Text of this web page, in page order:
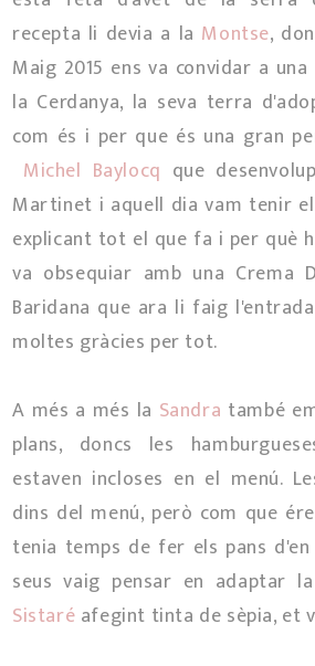
recepta li devia a la Montse,
Maig 2015 ens va convidar a
la Cerdanya, la seva terra
com és i per que és una gran
Michel Baylocq que
Martinet i aquell dia vam tenir
explicant tot el que fa i per què
va obsequiar amb una Crema
Baridana que ara li faig
moltes gràcies per tot.
A més a més la Sandra també
plans, doncs les
estaven incloses en el menú.
dins del menú, però com que
tenia temps de fer els pans d'en
seus vaig pensar en adaptar
Sistaré afegint tinta de sèpia, et